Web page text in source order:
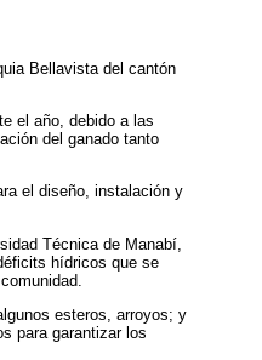
Bellavista del cantón
el año, debido a las
del ganado tanto
el diseño, instalación y
Técnica de Manabí,
hídricos que se
esteros, arroyos; y
para garantizar los